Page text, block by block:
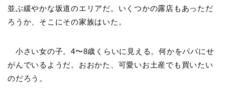
並ぶ緩やかな坂道のエリアだ。いくつかの露店もあっただ
ろうか、そこにその家族はいた。
小さい女の子。4〜8歳くらいに見える。何かをパパにせ
がんでいるようだ。おおかた、可愛いお土産でも買いたい
のだろう。